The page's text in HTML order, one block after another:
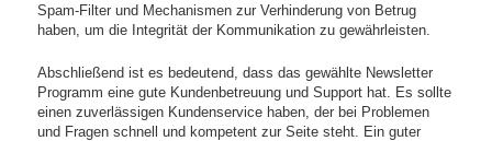
Spam-Filter und Mechanismen zur Verhinderung von Betrug
haben, um die Integrität der Kommunikation zu gewährleisten.
Abschließend ist es bedeutend, dass das gewählte Newsletter
Programm eine gute Kundenbetreuung und Support hat. Es sollte
einen zuverlässigen Kundenservice haben, der bei Problemen
und Fragen schnell und kompetent zur Seite steht. Ein guter